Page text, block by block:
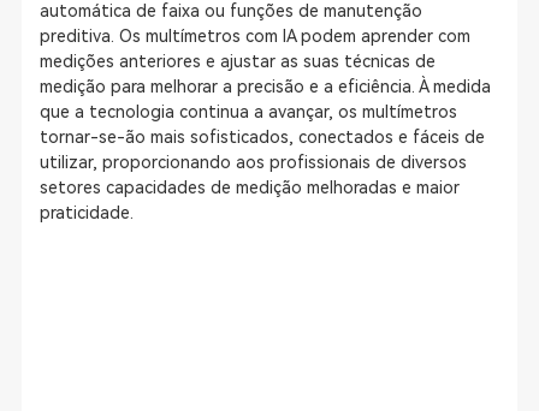
automática de faixa ou funções de manutenção
preditiva. Os multímetros com IA podem aprender com
medições anteriores e ajustar as suas técnicas de
medição para melhorar a precisão e a eficiência. À medida
que a tecnologia continua a avançar, os multímetros
tornar-se-ão mais sofisticados, conectados e fáceis de
utilizar, proporcionando aos profissionais de diversos
setores capacidades de medição melhoradas e maior
praticidade.